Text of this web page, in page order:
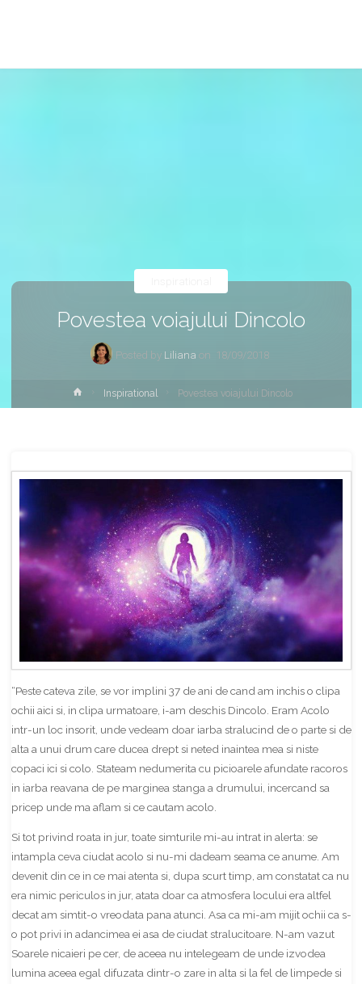
Povestea voiajului Dincolo
Posted by Liliana on 18/09/2018
HomeInspirational Povestea voiajului Dincolo
“Peste cateva zile, se vor implini 37 de ani de cand am inchis o clipa
ochii aici si, in clipa urmatoare, i-am deschis Dincolo. Eram Acolo
intr-un loc insorit, unde vedeam doar iarba stralucind de o parte si de
alta a unui drum care ducea drept si neted inaintea mea si niste
copaci ici si colo. Stateam nedumerita cu picioarele afundate racoros
in iarba reavana de pe marginea stanga a drumului, incercand sa
pricep unde ma aflam si ce cautam acolo.
Si tot privind roata in jur, toate simturile mi-au intrat in alerta: se
intampla ceva ciudat acolo si nu-mi dadeam seama ce anume. Am
devenit din ce in ce mai atenta si, dupa scurt timp, am constatat ca nu
era nimic periculos in jur, atata doar ca atmosfera locului era altfel
decat am simtit-o vreodata pana atunci. Asa ca mi-am mijit ochii ca s-
o pot privi in adancimea ei asa de ciudat stralucitoare. N-am vazut
Soarele nicaieri pe cer, de aceea nu intelegeam de unde izvodea
lumina aceea egal difuzata dintr-o zare in alta si la fel de limpede si